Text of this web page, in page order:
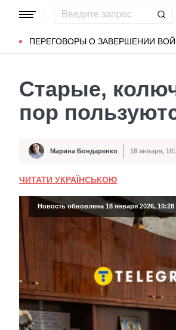
ПЕРЕГОВОРЫ О ЗАВЕРШЕНИИ
Популярные запросы Мариуполь
Старые,
пор
Автор Марина Бондаренко
Дата публикации 18 января,
ЧИТАТИ УКРАЇНСЬКОЮ
Новость обновлена 18 января 2026, 10:28